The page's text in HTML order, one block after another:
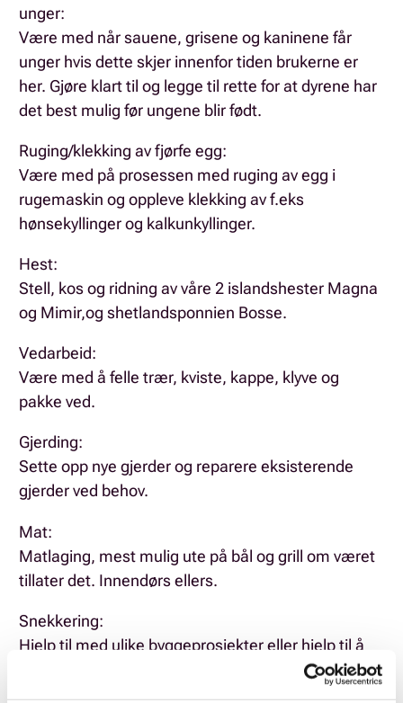
unger:
Være med når sauene, grisene og kaninene får
unger hvis dette skjer innenfor tiden brukerne er
her. Gjøre klart til og legge til rette for at dyrene har
det best mulig før ungene blir født.
Ruging/klekking av fjørfe egg:
Være med på prosessen med ruging av egg i
rugemaskin og oppleve klekking av f.eks
hønsekyllinger og kalkunkyllinger.
Hest:
Stell, kos og ridning av våre 2 islandshester Magna
og Mimir,og shetlandsponnien Bosse.
Vedarbeid:
Være med å felle trær, kviste, kappe, klyve og
pakke ved.
Gjerding:
Sette opp nye gjerder og reparere eksisterende
gjerder ved behov.
Mat:
Matlaging, mest mulig ute på bål og grill om været
tillater det. Innendørs ellers.
Snekkering:
Hjelp til med ulike byggeprosjekter eller hjelp til å